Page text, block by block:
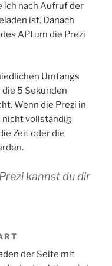
ich nach Aufruf der
ist. Danach
des API um die Prezi
Umfangs
5 Sekunden
Wenn die Prezi in
nicht vollständig
Zeit oder die
kannst du dir
der Seite mit